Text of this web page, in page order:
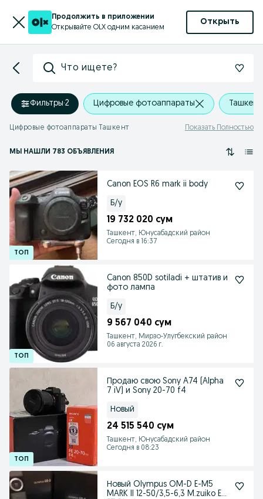
Продолжить в приложении
Открывайте OLX одним касанием
Открыть
Что ищете?
Фильтры·2 Цифровые фотоаппараты Ташкент
Цифровые фотоаппараты Ташкент Показать Полностью
МЫ НАШЛИ 783 ОБЪЯВЛЕНИЯ
Canon EOS R6 mark ii body
Б/у
19 732 020 сум
Ташкент, Юнусабадский район
Сегодня в 16:37
Canon 850D sotiladi + штатив и
фото лампа
Б/у
9 567 040 сум
Ташкент, Мирзо-Улугбекский район
06 августа 2026 г.
Продаю свою Sony A74 (Alpha
7 iV) и Sony 20-70 f4
Новый
24 515 540 сум
Ташкент, Юнусабадский район
Сегодня в 08:23
Новый Olympus OM-D E-M5
MARK II 12-50/3,5-6,3 M.zuiko ED